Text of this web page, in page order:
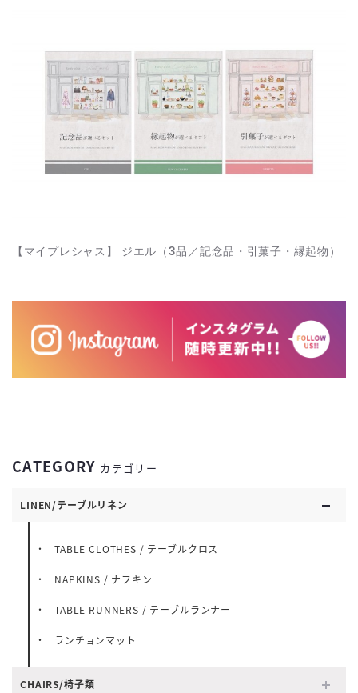
CATEGORY カテゴリー
LINEN/テーブルリネン
TABLE CLOTHES / テーブルクロス
NAPKINS / ナフキン
TABLE RUNNERS / テーブルランナー
ランチョンマット
CHAIRS/椅子類
【マイプレシャス】 ジエル（3品／記念品・引菓子・縁起物）